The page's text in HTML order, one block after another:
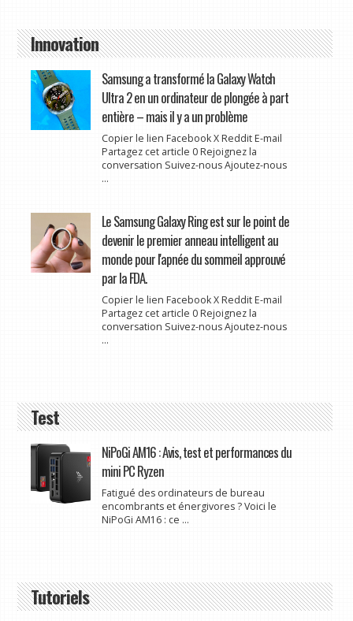
Innovation
Samsung a transformé la Galaxy Watch
Ultra 2 en un ordinateur de plongée à part
entière – mais il y a un problème
Copier le lien Facebook X Reddit E-mail
Partagez cet article 0 Rejoignez la
conversation Suivez-nous Ajoutez-nous
...
Le Samsung Galaxy Ring est sur le point de
devenir le premier anneau intelligent au
monde pour l'apnée du sommeil approuvé
par la FDA.
Copier le lien Facebook X Reddit E-mail
Partagez cet article 0 Rejoignez la
conversation Suivez-nous Ajoutez-nous
...
Test
NiPoGi AM16 : Avis, test et performances du
mini PC Ryzen
Fatigué des ordinateurs de bureau
encombrants et énergivores ? Voici le
NiPoGi AM16 : ce ...
Tutoriels